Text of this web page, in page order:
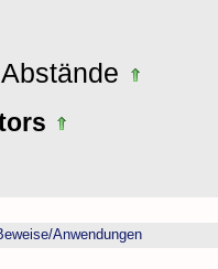
Anwendungen